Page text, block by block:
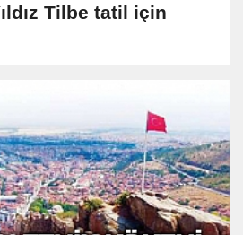
Tilbe tatil için